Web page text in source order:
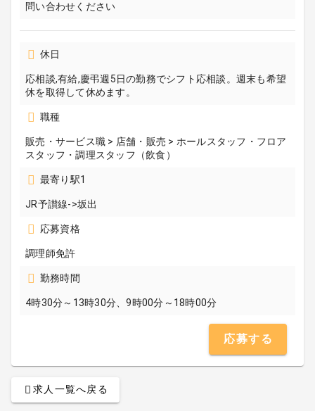
問い合わせください
休日
応相談,有給,慶弔週5日の勤務でシフト応相談。週末も希望
休を取得して休めます。
職種
販売・サービス職 > 店舗・販売 > ホールスタッフ・フロア
スタッフ・調理スタッフ（飲食）
最寄り駅1
JR予讃線->坂出
応募資格
調理師免許
勤務時間
4時30分～13時30分、9時00分～18時00分
応募する
求人一覧へ戻る